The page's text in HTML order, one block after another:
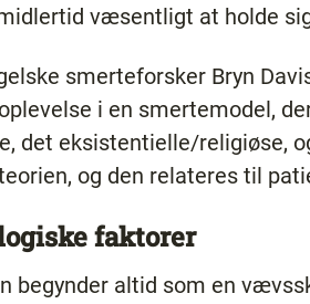
væsentligt at holde
smerteforsker Bryn
i en smertemodel,
det eksistentielle/religiøse,
og den relateres til
faktorer
begynder altid som en